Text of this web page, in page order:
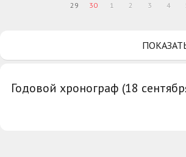
Годовой хронограф (18
29 30 1 2 3 4